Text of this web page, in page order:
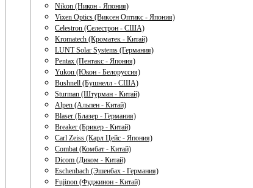
Nikon (Никон - Япония)
Vixen Optics (Виксен Оптикс - Япония)
Celestron (Селестрон - США)
Kromatech (Кроматек - Китай)
LUNT Solar Systems (Германия)
Pentax (Пентакс - Япония)
Yukon (Юкон - Белоруссия)
Bushnell (Бушнелл - США)
Sturman (Штурман - Китай)
Alpen (Альпен - Китай)
Blaser (Блазер - Германия)
Breaker (Брикер - Китай)
Carl Zeiss (Карл Цейс - Япония)
Combat (Комбат - Китай)
Dicom (Диком - Китай)
Eschenbach (Эшенбах - Германия)
Fujinon (Фуджинон - Китай)